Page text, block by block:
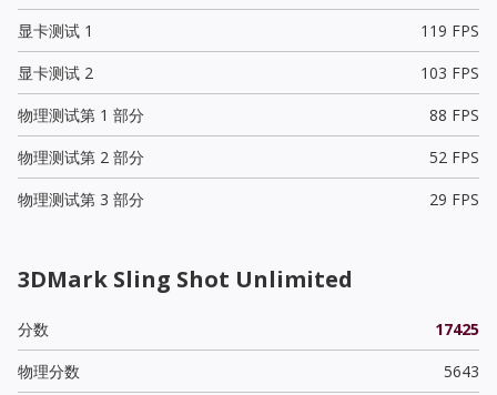
显卡测试 1
119 FPS
显卡测试 2
103 FPS
物理测试第 1 部分
88 FPS
物理测试第 2 部分
52 FPS
物理测试第 3 部分
29 FPS
3DMark Sling Shot Unlimited
分数
17425
物理分数
5643